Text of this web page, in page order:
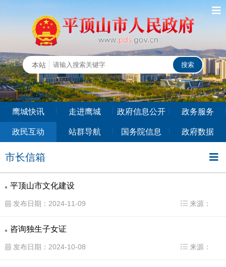
鹰城快讯 走进鹰城 政府信息公开 政务服务
政民互动 站群导航 国务院信息 政府数据
市长信箱
平顶山市文化建设
发布日期：2024-11-09 来源：
咨询独生子女证
发布日期：2024-10-08 来源：